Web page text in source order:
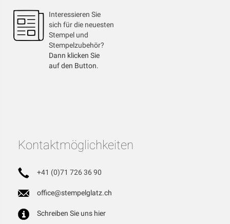
Interessieren Sie
sich für die neuesten
Stempel und
Stempelzubehör?
Dann klicken Sie
auf den Button.
Kontaktmöglichkeiten
+41 (0)71 726 36 90
office@stempelglatz.ch
Schreiben Sie uns hier